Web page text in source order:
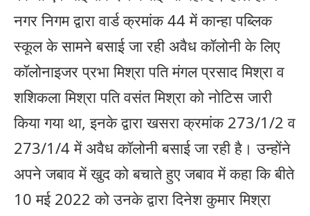
नगर निगम द्वारा वार्ड क्रमांक 44 में कान्हा पब्लिक
स्कूल के सामने बसाई जा रही अवैध कॉलोनी के लिए
कॉलोनाइजर प्रभा मिश्रा पति मंगल प्रसाद मिश्रा व
शशिकला मिश्रा पति वसंत मिश्रा को नोटिस जारी
किया गया था, इनके द्वारा खसरा क्रमांक 273/1/2 व
273/1/4 में अवैध कॉलोनी बसाई जा रही है। उन्होंने
अपने जबाव में खुद को बचाते हुए जबाव में कहा कि बीते
10 मई 2022 को उनके द्वारा दिनेश कुमार मिश्रा